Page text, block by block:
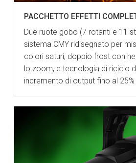
PACCHETTO EFFETTI
Due ruote gobo (7 rotanti e 11
sistema CMY ridisegnato per
colori saturi, doppio frost con
lo zoom, e tecnologia di riciclo
incremento di output fino al